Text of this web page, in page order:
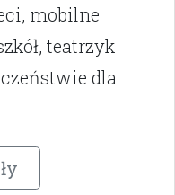
mobilne
teatrzyk
dla